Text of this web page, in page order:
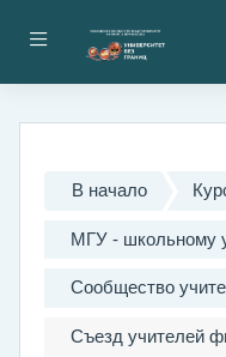
Боковая панель
В начало
МГУ - школьному
Сообщество
Съезд учителей